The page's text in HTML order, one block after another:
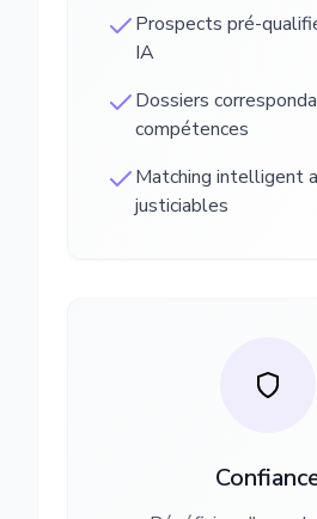
Prospects pré-
IA
Dossiers
compétences
Matching intelligent
justiciables